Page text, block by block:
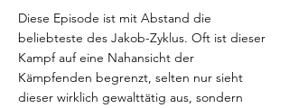
Diese Episode ist mit Abstand die
beliebteste des Jakob-Zyklus. Oft ist dieser
Kampf auf eine Nahansicht der
Kämpfenden begrenzt, selten nur sieht
dieser wirklich gewalttätig aus, sondern